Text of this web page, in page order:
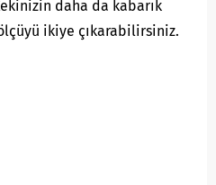
daha da kabarık
ikiye çıkarabilirsiniz.